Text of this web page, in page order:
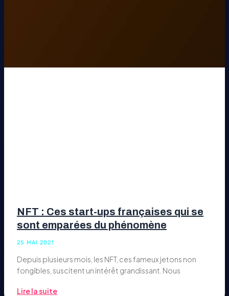
NFT : Ces start-ups françaises qui se
sont emparées du phénomène
25 MAI 2021
Depuis plusieurs mois, les NFT, ces fameux jetons non
fongibles, suscitent un intérêt grandissant. Nous
Lire la suite